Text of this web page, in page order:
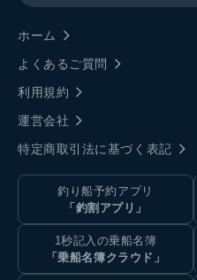
ホーム
よくあるご質問
利用規約
運営会社
特定商取引法に基づく表記
釣り船予約アプリ
「釣割アプリ」
1秒記入の乗船名簿
「乗船名簿クラウド」